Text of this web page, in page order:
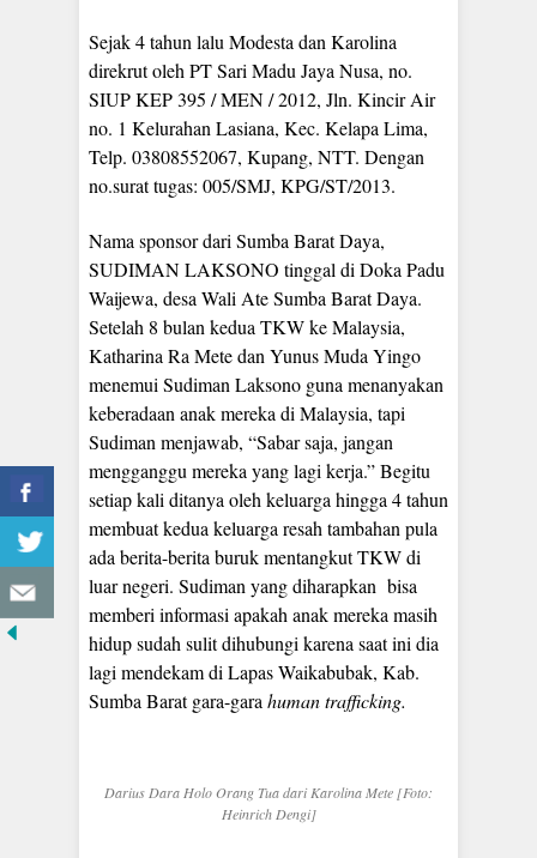
Sejak 4 tahun lalu Modesta dan Karolina
direkrut oleh PT Sari Madu Jaya Nusa, no.
SIUP KEP 395 / MEN / 2012, Jln. Kincir Air
no. 1 Kelurahan Lasiana, Kec. Kelapa Lima,
Telp. 03808552067, Kupang, NTT. Dengan
no.surat tugas: 005/SMJ, KPG/ST/2013.
Nama sponsor dari Sumba Barat Daya,
SUDIMAN LAKSONO tinggal di Doka Padu
Waijewa, desa Wali Ate Sumba Barat Daya.
Setelah 8 bulan kedua TKW ke Malaysia,
Katharina Ra Mete dan Yunus Muda Yingo
menemui Sudiman Laksono guna menanyakan
keberadaan anak mereka di Malaysia, tapi
Sudiman menjawab, “Sabar saja, jangan
mengganggu mereka yang lagi kerja.” Begitu
setiap kali ditanya oleh keluarga hingga 4 tahun
membuat kedua keluarga resah tambahan pula
ada berita-berita buruk mentangkut TKW di
luar negeri. Sudiman yang diharapkan bisa
memberi informasi apakah anak mereka masih
hidup sudah sulit dihubungi karena saat ini dia
lagi mendekam di Lapas Waikabubak, Kab.
Sumba Barat gara-gara human trafficking.
Darius Dara Holo Orang Tua dari Karolina Mete [Foto:
Heinrich Dengi]